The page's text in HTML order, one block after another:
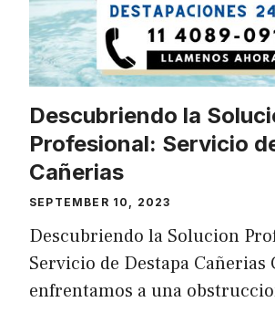
Descubriendo la
Profesional: Servicio
Cañerias
SEPTEMBER 10, 2023
Descubriendo la Solucion
Servicio de Destapa Cañerias
enfrentamos a una